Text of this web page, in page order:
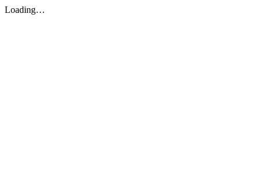
Loading…